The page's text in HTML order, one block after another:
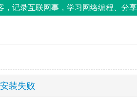
，记录互联网事，学习网络编程、分
装失败